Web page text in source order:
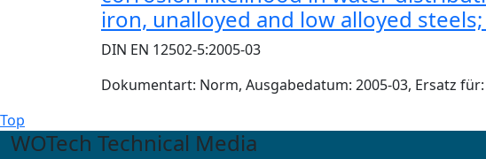
iron, unalloyed and low alloyed
DIN EN 12502-5:2005-03
Dokumentart: Norm, Ausgabedatum: 2005-03, Ersatz
Top
WOTech Technical Media